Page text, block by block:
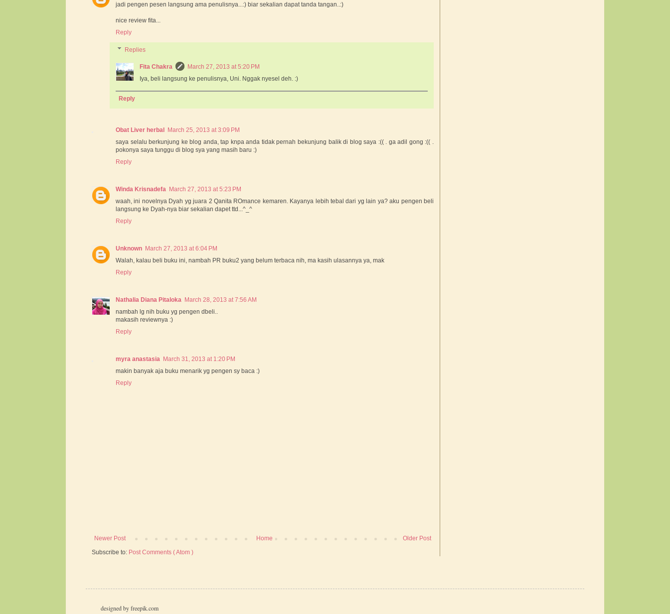
jadi pengen pesen langsung ama penulisnya...:) biar sekalian dapat tanda tangan..:)
nice review fita...
Reply
Replies
Fita Chakra
March 27, 2013 at 5:20 PM
Iya, beli langsung ke penulisnya, Uni. Nggak nyesel deh. :)
Reply
Obat Liver herbal March 25, 2013 at 3:09 PM
saya selalu berkunjung ke blog anda, tap knpa anda tidak pernah bekunjung balik di blog saya :(( . ga adil gong :(( .
pokonya saya tunggu di blog sya yang masih baru :)
Reply
Winda Krisnadefa March 27, 2013 at 5:23 PM
waah, ini novelnya Dyah yg juara 2 Qanita ROmance kemaren. Kayanya lebih tebal dari yg lain ya? aku pengen beli
langsung ke Dyah-nya biar sekalian dapet ttd...^_^
Reply
Unknown March 27, 2013 at 6:04 PM
Walah, kalau beli buku ini, nambah PR buku2 yang belum terbaca nih, ma kasih ulasannya ya, mak
Reply
Nathalia Diana Pitaloka March 28, 2013 at 7:56 AM
nambah lg nih buku yg pengen dbeli..
makasih reviewnya :)
Reply
myra anastasia March 31, 2013 at 1:20 PM
makin banyak aja buku menarik yg pengen sy baca :)
Reply
Newer Post Older Post
Home
Subscribe to: Post Comments ( Atom )
designed by freepik.com